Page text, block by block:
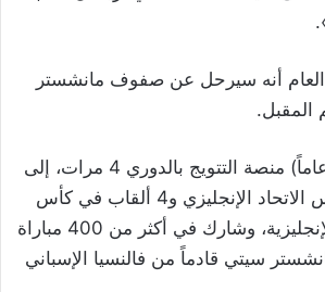
أنه سيرحل عن صفوف مانشستر
المقبل.
واعتلى سيلفا (34 عاماً) منصة التتويج بالدوري 4 مرات، إلى
جانب لقبين في كأس الاتحاد الإنجليزي و4 ألقاب في كأس
رابطة المحترفين الإنجليزية، وشارك في أكثر من 400 مباراة
سيتي قادماً من فالنسيا الإسباني